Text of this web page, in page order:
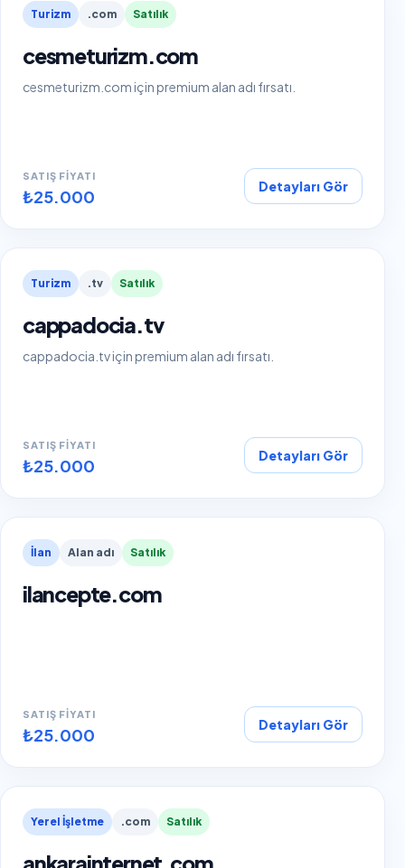
Turizm .com Satılık
cesmeturizm.com
cesmeturizm.com için premium alan adı fırsatı.
SATIŞ FIYATI
₺25.000 Detayları Gör
Turizm .tv Satılık
cappadocia.tv
cappadocia.tv için premium alan adı fırsatı.
SATIŞ FIYATI
₺25.000 Detayları Gör
İlan Alan adı Satılık
ilancepte.com
SATIŞ FIYATI
₺25.000 Detayları Gör
Yerel İşletme .com Satılık